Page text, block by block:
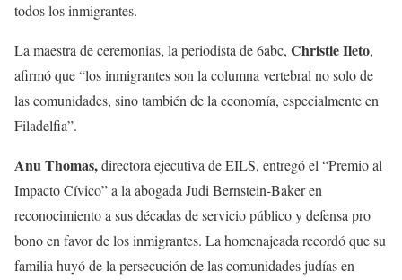
todos los inmigrantes.
La maestra de ceremonias, la periodista de 6abc, Christie Ileto,
afirmó que “los inmigrantes son la columna vertebral no solo de
las comunidades, sino también de la economía, especialmente en
Filadelfia”.
Anu Thomas,directora ejecutiva de EILS, entregó el “Premio al
Impacto Cívico” a la abogada Judi Bernstein-Baker en
reconocimiento a sus décadas de servicio público y defensa pro
bono en favor de los inmigrantes. La homenajeada recordó que su
familia huyó de la persecución de las comunidades judías en